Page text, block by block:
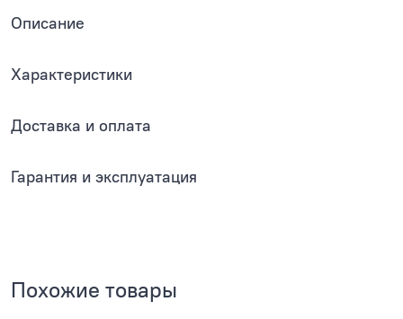
Описание
Характеристики
Доставка и оплата
Гарантия и эксплуатация
Похожие товары